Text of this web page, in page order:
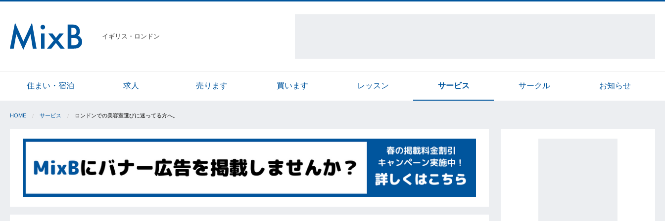
イギリス・ロンドン
住まい・宿泊 求人 売ります 買います レッスン サービス サークル お知らせ
HOME サービス ロンドンでの美容室選びに迷ってる方へ。